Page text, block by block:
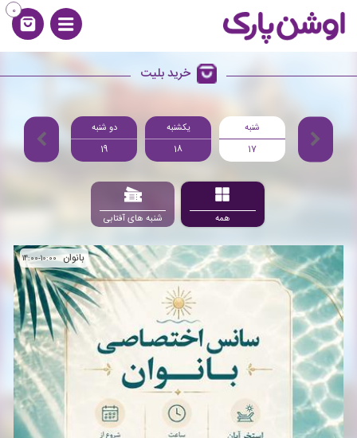
0
خرید بلیت
شنبه
17
یکشنبه
18
دو شنبه
19
سه شنبه
همه شنبه های آفتابی
بانوان 10:00-14:00